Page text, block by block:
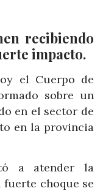
recibiendo
impacto.
el Cuerpo de
sobre un
en el sector de
en la provincia
a atender la
choque se